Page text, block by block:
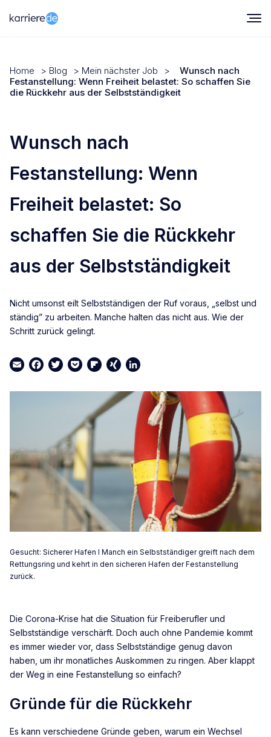
Home > Blog > Mein nächster Job >
Wunsch nach
Festanstellung: Wenn Freiheit belastet: So schaffen Sie
die Rückkehr aus der Selbstständigkeit
Wunsch nach
Festanstellung: Wenn
Freiheit belastet: So
schaffen Sie die Rückkehr
aus der Selbstständigkeit
Nicht umsonst eilt Selbstständigen der Ruf voraus, „selbst und
ständig” zu arbeiten. Manche halten das nicht aus. Wie der
Schritt zurück gelingt.
EmailFacebook
TwitterPocketFlipboard
XINGLinkedIn
Gesucht: Sicherer Hafen I Manch ein Selbstständiger greift nach dem
Rettungsring und kehrt in den sicheren Hafen der Festanstellung
zurück.
Die Corona-Krise hat die Situation für Freiberufler und
Selbstständige verschärft. Doch auch ohne Pandemie kommt
es immer wieder vor, dass Selbstständige genug davon
haben, um ihr monatliches Auskommen zu ringen. Aber klappt
der Weg in eine Festanstellung so einfach?
Gründe für die Rückkehr
Es kann verschiedene Gründe geben, warum ein Wechsel